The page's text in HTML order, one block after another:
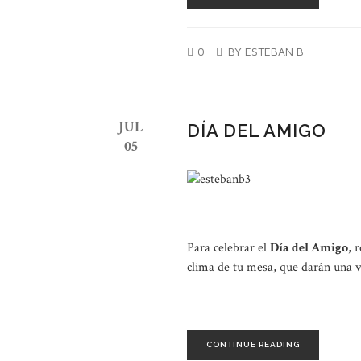
0 BY ESTEBAN B
JUL
05
DÍA DEL AMIGO
Para celebrar elDía del Amigo,
clima de tu mesa, que darán una
CONTINUE READING